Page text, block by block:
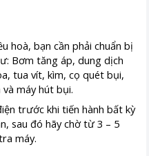
hoà, bạn cần phải chuẩn bị
Bơm tăng áp, dung dịch
tua vít, kìm, cọ quét bụi,
máy hút bụi.
trước khi tiến hành bất kỳ
sau đó hãy chờ từ 3 – 5
máy.